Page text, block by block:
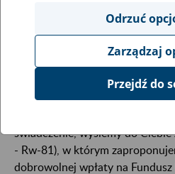
Twojego świadczenia.
Jeżeli w rozliczanym roku
przychód w wysokości
lub renty to możemy rozliczyć
świadczenie, wyślemy do
- Rw-81), w którym
dobrowolnej wpłaty na Fundusz
Odrzuć
Zarządzaj
Przejdź do